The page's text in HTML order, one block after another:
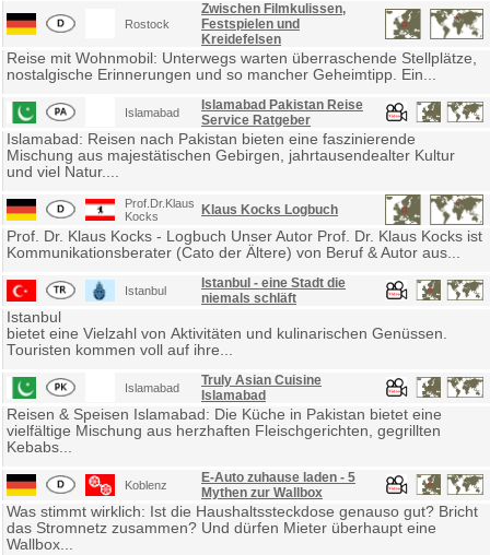
Rostock
Zwischen Filmkulissen,
Festspielen und
Kreidefelsen
Reise mit Wohnmobil: Unterwegs warten überraschende Stellplätze,
nostalgische Erinnerungen und so mancher Geheimtipp. Ein...
Islamabad
Islamabad Pakistan Reise
Service Ratgeber
Islamabad: Reisen nach Pakistan bieten eine faszinierende
Mischung aus majestätischen Gebirgen, jahrtausendealter Kultur
und viel Natur....
Prof.Dr.Klaus
Kocks
Klaus Kocks Logbuch
Prof. Dr. Klaus Kocks - Logbuch Unser Autor Prof. Dr. Klaus Kocks ist
Kommunikationsberater (Cato der Ältere) von Beruf & Autor aus...
Istanbul
Istanbul - eine Stadt die
niemals schläft
Istanbul
bietet eine Vielzahl von Aktivitäten und kulinarischen Genüssen.
Touristen kommen voll auf ihre...
Islamabad
Truly Asian Cuisine
Islamabad
Reisen & Speisen Islamabad: Die Küche in Pakistan bietet eine
vielfältige Mischung aus herzhaften Fleischgerichten, gegrillten
Kebabs...
Koblenz
E-Auto zuhause laden - 5
Mythen zur Wallbox
Was stimmt wirklich: Ist die Haushaltssteckdose genauso gut? Bricht
das Stromnetz zusammen? Und dürfen Mieter überhaupt eine
Wallbox...